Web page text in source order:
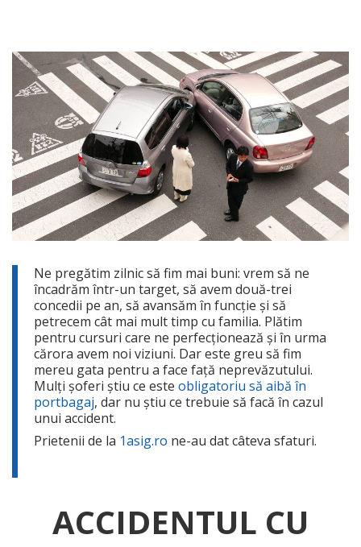
Ne pregătim zilnic să fim mai buni: vrem să ne
încadrăm într-un target, să avem două-trei
concedii pe an, să avansăm în funcție și să
petrecem cât mai mult timp cu familia. Plătim
pentru cursuri care ne perfecționează și în urma
cărora avem noi viziuni. Dar este greu să fim
mereu gata pentru a face față neprevăzutului.
Mulți șoferi știu ce este obligatoriu să aibă în
portbagaj, dar nu știu ce trebuie să facă în cazul
unui accident.
Prietenii de la 1asig.ro ne-au dat câteva sfaturi.
ACCIDENTUL CU